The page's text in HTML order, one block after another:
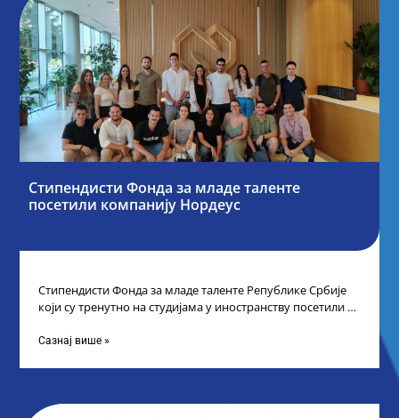
Стипендисти Фонда за младе таленте
посетили компанију Нордеус
Стипендисти Фонда за младе таленте Републике Србије
који су тренутно на студијама у иностранству посетили су
Сазнај више »